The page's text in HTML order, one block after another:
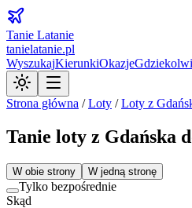
Tanie Latanie
tanielatanie.pl
WyszukajKierunkiOkazje
Strona główna /Loty /Loty z
Tanie loty z Gdańska
W obie strony W jedną stronę
Tylko bezpośrednie
Skąd